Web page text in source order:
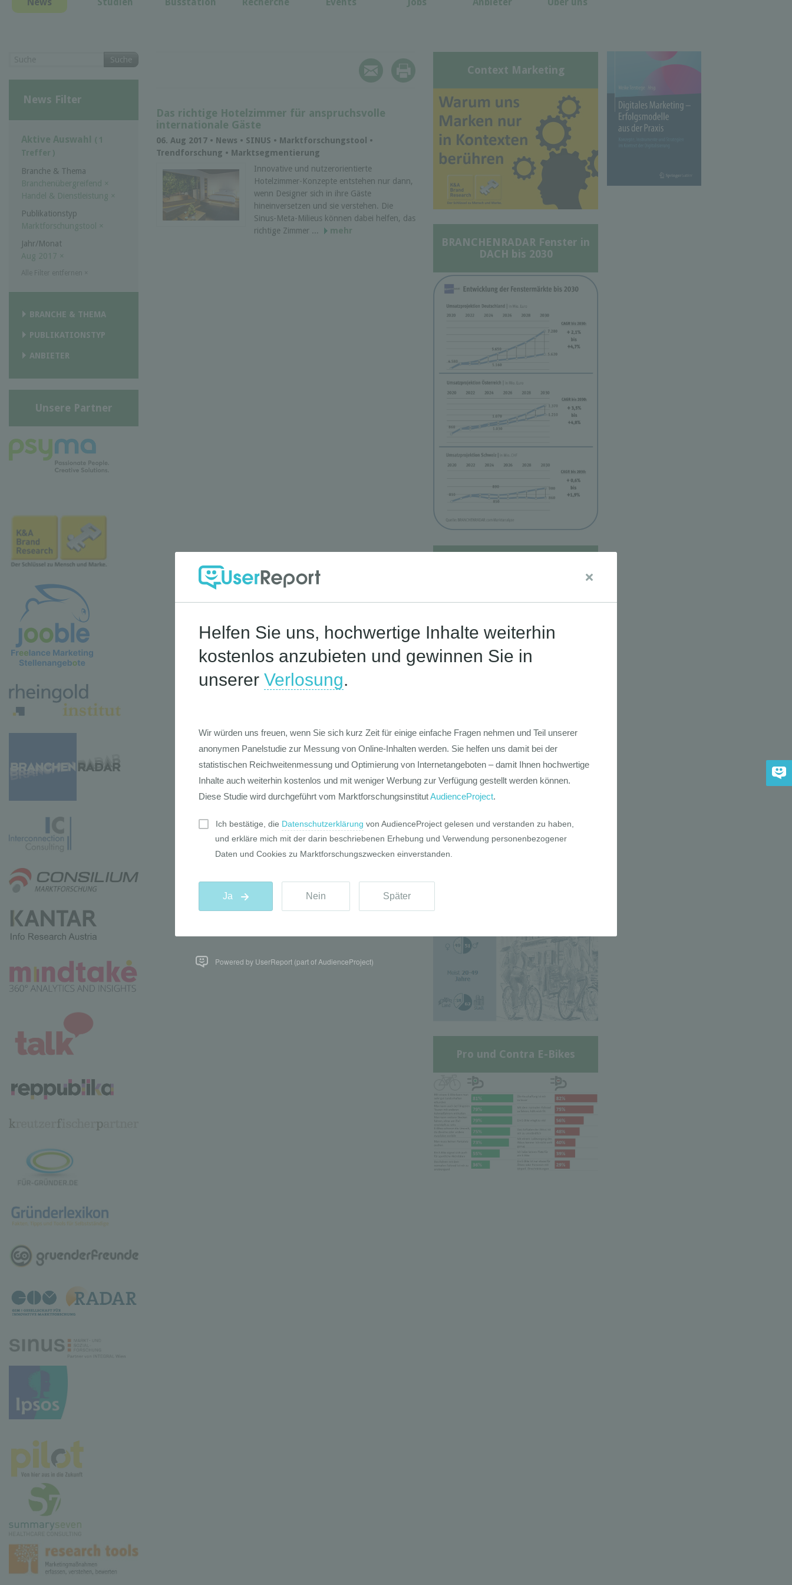
Das richtige Hotelzimmer für anspruchsvolle
internationale Gäste
06. Aug 2017 • News • SINUS • Marktforschungstool •
Trendforschung • Marktsegmentierung
Innovative und nutzerorientierte
Hotelzimmer-Konzepte entstehen nur dann,
wenn Designer sich in ihre Gäste
hineinversetzen und sie verstehen. Die
Sinus-Meta-Milieus können dabei helfen, das
richtige Zimmer ...
mehr
Suche
News Filter
Aktive Auswahl ( 1
Treffer )
Branche & Thema
Branchenübergreifend
×
Handel & Dienstleistung ×
Publikationstyp
Marktforschungstool
×
Jahr/Monat
Aug 2017 ×
BRANCHE & THEMA
PUBLIKATIONSTYP
ANBIETER
Unsere Partner
Context Marketing
BRANCHENRADAR Fenster in
DACH bis 2030
Deutschen 2030
Pro und Contra E-Bikes
Powered by UserReport (part of AudienceProject)